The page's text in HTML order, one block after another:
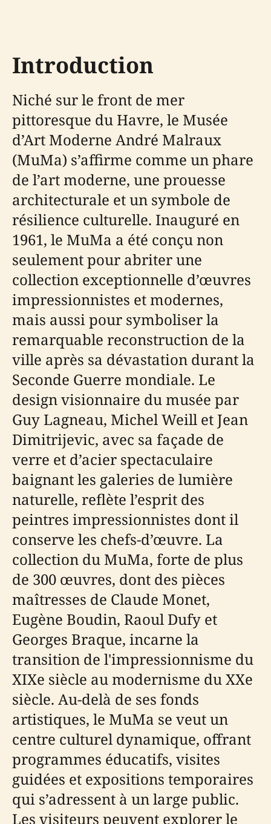
Introduction
Niché sur le front de mer
pittoresque du Havre, le Musée
d’Art Moderne André Malraux
(MuMa) s’affirme comme un phare
de l’art moderne, une prouesse
architecturale et un symbole de
résilience culturelle. Inauguré en
1961, le MuMa a été conçu non
seulement pour abriter une
collection exceptionnelle d’œuvres
impressionnistes et modernes,
mais aussi pour symboliser la
remarquable reconstruction de la
ville après sa dévastation durant la
Seconde Guerre mondiale. Le
design visionnaire du musée par
Guy Lagneau, Michel Weill et Jean
Dimitrijevic, avec sa façade de
verre et d’acier spectaculaire
baignant les galeries de lumière
naturelle, reflète l’esprit des
peintres impressionnistes dont il
conserve les chefs-d’œuvre. La
collection du MuMa, forte de plus
de 300 œuvres, dont des pièces
maîtresses de Claude Monet,
Eugène Boudin, Raoul Dufy et
Georges Braque, incarne la
transition de l'impressionnisme du
XIXe siècle au modernisme du XXe
siècle. Au-delà de ses fonds
artistiques, le MuMa se veut un
centre culturel dynamique, offrant
programmes éducatifs, visites
guidées et expositions temporaires
qui s’adressent à un large public.
Les visiteurs peuvent explorer le